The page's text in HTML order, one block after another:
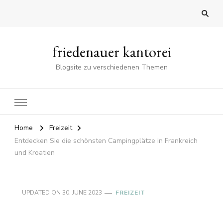
friedenauer kantorei
Blogsite zu verschiedenen Themen
Home
Freizeit
Entdecken Sie die schönsten Campingplätze in Frankreich
und Kroatien
UPDATED ON 30. JUNE 2023 FREIZEIT